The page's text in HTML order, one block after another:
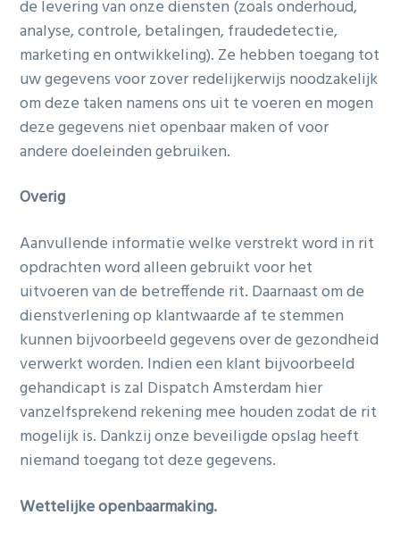
de levering van onze diensten (zoals onderhoud,
analyse, controle, betalingen, fraudedetectie,
marketing en ontwikkeling). Ze hebben toegang tot
uw gegevens voor zover redelijkerwijs noodzakelijk
om deze taken namens ons uit te voeren en mogen
deze gegevens niet openbaar maken of voor
andere doeleinden gebruiken.
Overig
Aanvullende informatie welke verstrekt word in rit
opdrachten word alleen gebruikt voor het
uitvoeren van de betreffende rit. Daarnaast om de
dienstverlening op klantwaarde af te stemmen
kunnen bijvoorbeeld gegevens over de gezondheid
verwerkt worden. Indien een klant bijvoorbeeld
gehandicapt is zal Dispatch Amsterdam hier
vanzelfsprekend rekening mee houden zodat de rit
mogelijk is. Dankzij onze beveiligde opslag heeft
niemand toegang tot deze gegevens.
Wettelijke openbaarmaking.